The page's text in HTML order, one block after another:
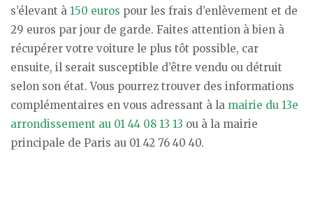
s’élevant à 150 euros pour les frais d’enlèvement et de
29 euros par jour de garde. Faites attention à bien à
récupérer votre voiture le plus tôt possible, car
ensuite, il serait susceptible d’être vendu ou détruit
selon son état. Vous pourrez trouver des informations
complémentaires en vous adressant à la mairie du 13e
arrondissement au 01 44 08 13 13 ou à la mairie
principale de Paris au 01 42 76 40 40.